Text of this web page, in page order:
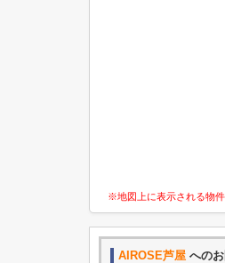
※地図上に表示される物
AIROSE芦屋 への